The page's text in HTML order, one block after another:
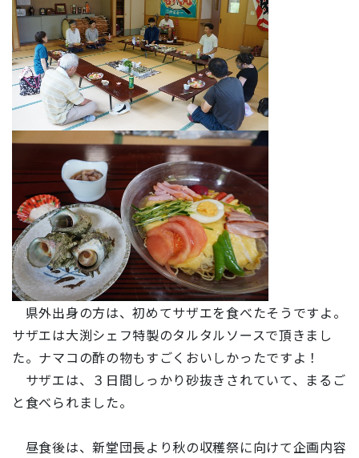
県外出身の方は、初めてサザエを食べたそうですよ。
サザエは大渕シェフ特製のタルタルソースで頂きまし
た。ナマコの酢の物もすごくおいしかったですよ！
サザエは、３日間しっかり砂抜きされていて、まるご
と食べられました。
昼食後は、新堂団長より秋の収穫祭に向けて企画内容